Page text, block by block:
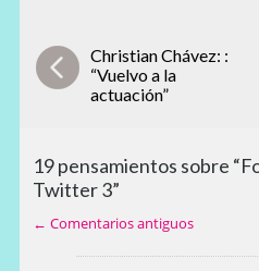
Christian Chávez: :
“Vuelvo a la
actuación”
19 pensamientos sobre
Twitter 3”
← Comentarios antiguos